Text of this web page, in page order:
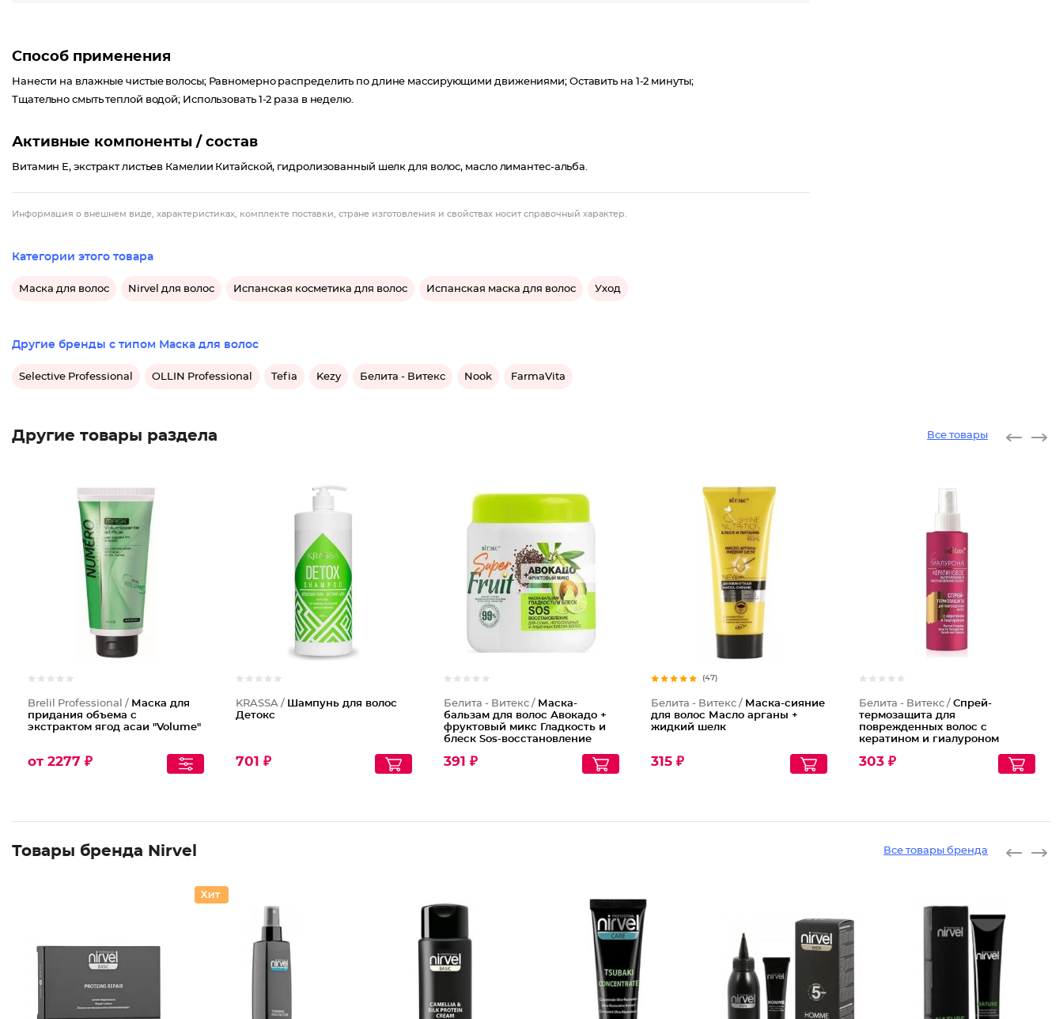
Способ применения
Нанести на влажные чистые волосы; Равномерно распределить по длине массирующими движениями; Оставить на 1-2 минуты;
Тщательно смыть теплой водой; Использовать 1-2 раза в неделю.
Активные компоненты / состав
Витамин Е, экстракт листьев Камелии Китайской, гидролизованный шелк для волос, масло лимантес-альба.
Информация о внешнем виде, характеристиках, комплекте поставки, стране изготовления и свойствах носит справочный характер.
Категории этого товара
Маска для волос Nirvel для волос Испанская косметика для волос Испанская маска для волос Уход
Другие бренды с типом Маска для волос
Selective Professional OLLIN Professional Tefia Kezy Белита - Витекс Nook FarmaVita
Другие товары раздела Все товары
Brelil Professional / Маска для
придания объема с
экстрактом ягод асаи "Volume"
от 2277 ₽
KRASSA / Шампунь для волос
Детокс
701 ₽
Белита - Витекс / Маска-
бальзам для волос Авокадо +
фруктовый микс Гладкость и
блеск Sos-восстановление
391 ₽
(47)
Белита - Витекс / Маска-сияние
для волос Масло арганы +
жидкий шелк
315 ₽
Белита - Витекс /Спрей-
термозащита для
поврежденных волос с
кератином и гиалуроном
303 ₽
Товары бренда Nirvel Все товары бренда